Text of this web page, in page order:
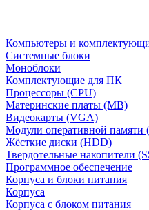
Компьютеры и
Системные блоки
Моноблоки
Комплектующие для ПК
Процессоры (CPU)
Материнские платы (MB)
Видеокарты (VGA)
Модули оперативной
Жёсткие диски (HDD)
Твердотельные накопители
Программное обеспечение
Корпуса и блоки питания
Корпуса
Корпуса с блоком питания